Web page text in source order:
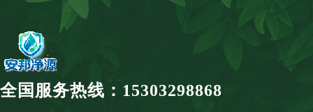
全国服务热线：15303298868